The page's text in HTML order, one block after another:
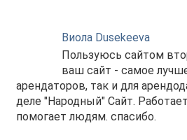
Виола Dusekeeva
Пользуюсь сайтом
ваш сайт - самое
арендаторов, так и для
деле "Народный" Сайт.
помогает людям. спасибо.